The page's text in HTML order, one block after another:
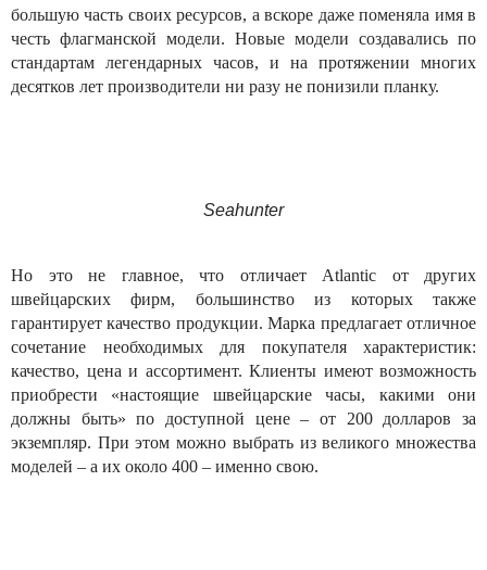
большую часть своих ресурсов, а вскоре даже поменяла имя в
честь флагманской модели. Новые модели создавались по
стандартам легендарных часов, и на протяжении многих
десятков лет производители ни разу не понизили планку.
Seahunter
Но это не главное, что отличает Atlantic от других
швейцарских фирм, большинство из которых также
гарантирует качество продукции. Марка предлагает отличное
сочетание необходимых для покупателя характеристик:
качество, цена и ассортимент. Клиенты имеют возможность
приобрести «настоящие швейцарские часы, какими они
должны быть» по доступной цене – от 200 долларов за
экземпляр. При этом можно выбрать из великого множества
моделей – а их около 400 – именно свою.